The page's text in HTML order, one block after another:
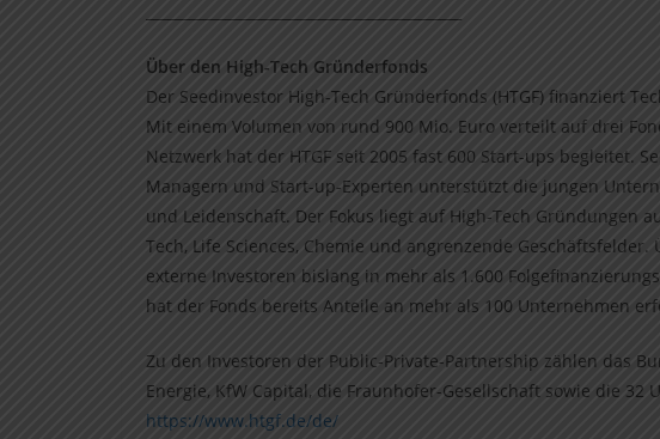
Über den High-Tech Gründerfonds
Der Seedinvestor High-Tech Gründerfonds (HTGF) finanziert
Mit einem Volumen von rund 900 Mio. Euro verteilt auf drei
Netzwerk hat der HTGF seit 2005 fast 600 Start-ups begleitet.
Managern und Start-up-Experten unterstützt die jungen
und Leidenschaft. Der Fokus liegt auf High-Tech Gründungen
Tech, Life Sciences, Chemie und angrenzende
externe Investoren bislang in mehr als 1.600
hat der Fonds bereits Anteile an mehr als 100 Unternehmen
Zu den Investoren der Public-Private-Partnership zählen das
Energie, KfW Capital, die Fraunhofer-Gesellschaft sowie die 32
https://www.htgf.de/de/